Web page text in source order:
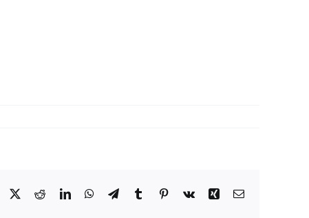
Facebook
TwitterRedditLinkedInWhatsApp
TelegramTumblrPinterest
Vk Xing Correo